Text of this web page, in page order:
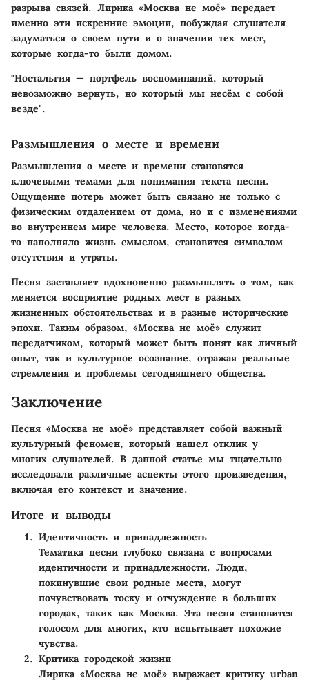
разрыва связей. Лирика «Москва не моё» передает
именно эти искренние эмоции, побуждая слушателя
задуматься о своем пути и о значении тех мест,
которые когда-то были домом.
"Ностальгия — портфель воспоминаний, который
невозможно вернуть, но который мы несём с собой
везде".
Размышления о месте и времени
Размышления о месте и времени становятся
ключевыми темами для понимания текста песни.
Ощущение потерь может быть связано не только с
физическим отдалением от дома, но и с изменениями
во внутреннем мире человека. Место, которое когда-
то наполняло жизнь смыслом, становится символом
отсутствия и утраты.
Песня заставляет вдохновенно размышлять о том, как
меняется восприятие родных мест в разных
жизненных обстоятельствах и в разные исторические
эпохи. Таким образом, «Москва не моё» служит
передатчиком, который может быть понят как личный
опыт, так и культурное осознание, отражая реальные
стремления и проблемы сегодняшнего общества.
Заключение
Песня «Москва не моё» представляет собой важный
культурный феномен, который нашел отклик у
многих слушателей. В данной статье мы тщательно
исследовали различные аспекты этого произведения,
включая его контекст и значение.
Итоге и выводы
Идентичность и принадлежность
Тематика песни глубоко связана с вопросами
идентичности и принадлежности. Люди,
покинувшие свои родные места, могут
почувствовать тоску и отчуждение в больших
городах, таких как Москва. Эта песня становится
голосом для многих, кто испытывает похожие
чувства.
Критика городской жизни
Лирика «Москва не моё» выражает критику urban